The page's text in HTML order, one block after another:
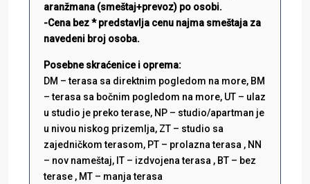
aranžmana (smeštaj+prevoz) po osobi.
-Cena bez * predstavlja cenu najma smeštaja za
navedeni broj osoba.
Posebne skraćenice i oprema:
DM – terasa sa direktnim pogledom na more, BM
– terasa sa bočnim pogledom na more, UT – ulaz
u studio je preko terase, NP – studio/apartman je
u nivou niskog prizemlja, ZT – studio sa
zajedničkom terasom, PT – prolazna terasa , NN
– nov nameštaj, IT – izdvojena terasa , BT – bez
terase , MT – manja terasa